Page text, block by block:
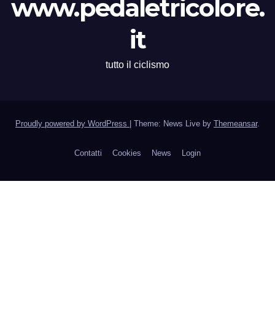
www.pedaletricolore.
it
tutto il ciclismo
Proudly powered by WordPress Theme: News Live by Themeansar.
Contatti Cookies News Login